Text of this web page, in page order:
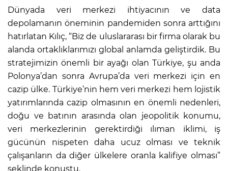
Dünyada veri merkezi ihtiyacının ve data
depolamanın öneminin pandemiden sonra arttığını
hatırlatan Kılıç, “Biz de uluslararası bir firma olarak bu
alanda ortaklıklarımızı global anlamda geliştirdik. Bu
stratejimizin önemli bir ayağı olan Türkiye, şu anda
Polonya’dan sonra Avrupa’da veri merkezi için en
cazip ülke. Türkiye’nin hem veri merkezi hem lojistik
yatırımlarında cazip olmasının en önemli nedenleri,
doğu ve batının arasında olan jeopolitik konumu,
veri merkezlerinin gerektirdiği ılıman iklimi, iş
gücünün nispeten daha ucuz olması ve teknik
çalışanların da diğer ülkelere oranla kalifiye olması”
şeklinde konuştu.